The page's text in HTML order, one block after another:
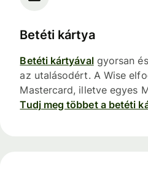
Betéti kártya
Betéti kártyávalgyorsan
az utalásodért. A Wise
Mastercard, illetve egyes
Tudj meg többet a betéti